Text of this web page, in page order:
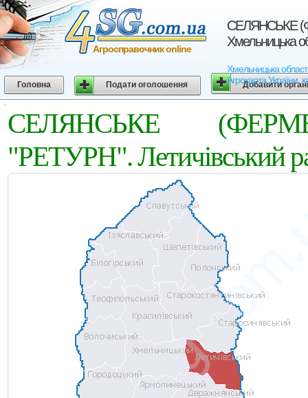
СЕЛЯНСЬКЕ
Хмельницька
Хмельницька
Агрокарта України,
Агросправочник online
Головна Подати оголошення Добавити
СЕЛЯНСЬКЕ
"РЕТУРН". Летичівський